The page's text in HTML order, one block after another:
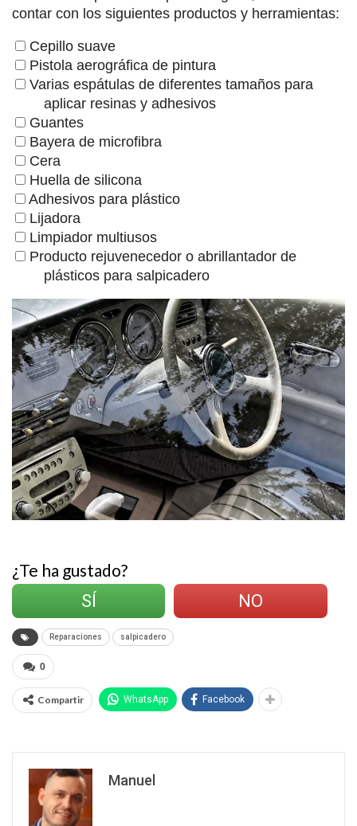
contar con los siguientes productos y herramientas:
Cepillo suave
Pistola aerográfica de pintura
Varias espátulas de diferentes tamaños para
aplicar resinas y adhesivos
Guantes
Bayera de microfibra
Cera
Huella de silicona
Adhesivos para plástico
Lijadora
Limpiador multiusos
Producto rejuvenecedor o abrillantador de
plásticos para salpicadero
¿Te ha gustado?
SÍ
NO
Reparaciones salpicadero
0
Compartir WhatsApp Facebook
Manuel